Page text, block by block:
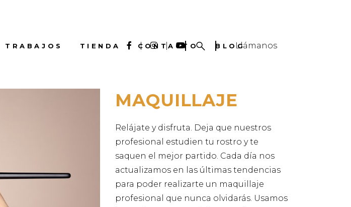
TRABAJOS TIENDA CONTACTO BLOGLlámanos
MAQUILLAJE
Relájate y disfruta. Deja que nuestros
profesional estudien tu rostro y te
saquen el mejor partido. Cada día nos
actualizamos en las últimas tendencias
para poder realizarte un maquillaje
profesional que nunca olvidarás. Usamos